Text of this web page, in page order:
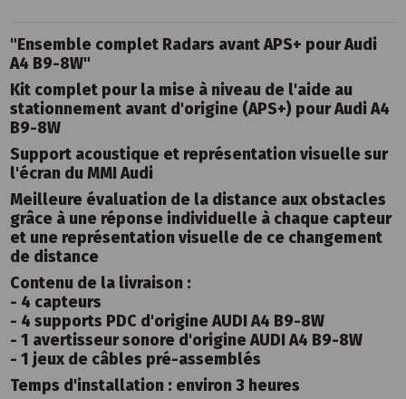
"Ensemble complet Radars avant APS+ pour Audi
A4 B9-8W"
Kit complet pour la mise à niveau de l'aide au
stationnement avant d'origine (APS+) pour Audi A4
B9-8W
Support acoustique et représentation visuelle sur
l'écran du MMI Audi
Meilleure évaluation de la distance aux obstacles
grâce à une réponse individuelle à chaque capteur
et une représentation visuelle de ce changement
de distance
Contenu de la livraison :
- 4 capteurs
- 4 supports PDC d'origine AUDI A4 B9-8W
- 1 avertisseur sonore d'origine AUDI A4 B9-8W
- 1 jeux de câbles pré-assemblés
Temps d'installation : environ 3 heures